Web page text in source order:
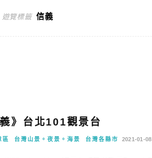
遊覽標籤 信義
》台北101觀景台
區 台灣山景。夜景。海景 台灣各縣市 2021-01-08